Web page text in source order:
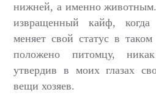
нижней, а именно животным.
извращенный кайф,
меняет свой статус в
положено питомцу,
утвердив в моих глазах
вещи хозяев.